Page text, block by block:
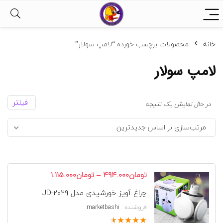
خانه محصولات برچسب خورده “لامپ سولار”
لامپ سولار
فیلتر در حال نمایش یک نتیجه
مرتب‌سازی بر اساس جدیدترین
تومان494.000
–تومان1.115.000
چراغ آویز خورشیدی مدل JD-2029
فروشنده : marketbashi